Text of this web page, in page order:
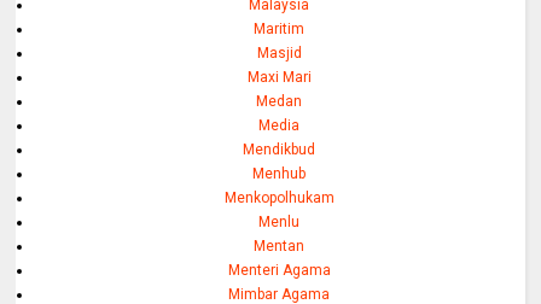
Malaysia
Maritim
Masjid
Maxi Mari
Medan
Media
Mendikbud
Menhub
Menkopolhukam
Menlu
Mentan
Menteri Agama
Mimbar Agama